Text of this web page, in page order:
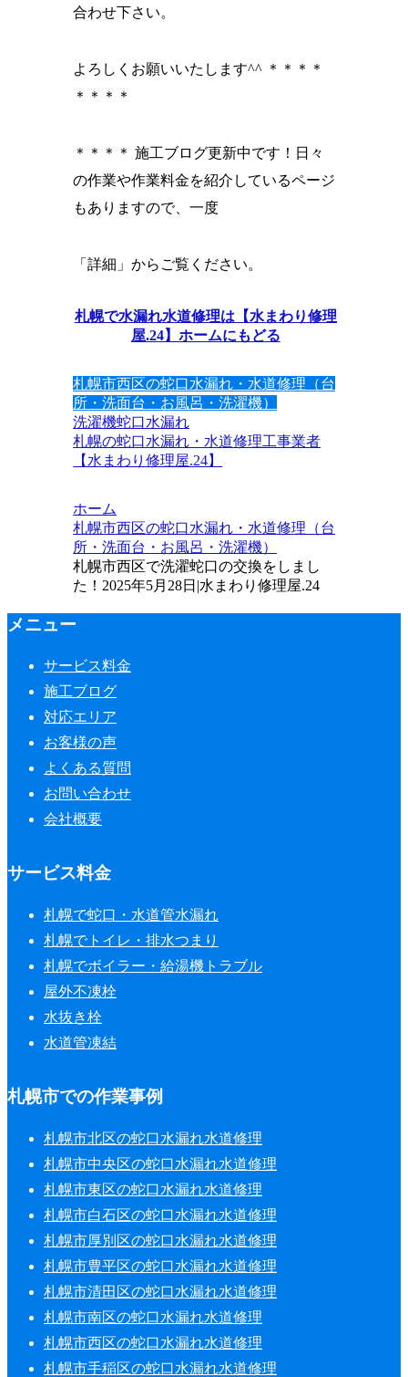
合わせ下さい。
よろしくお願いいたします^^ ＊＊＊＊
＊＊＊＊
＊＊＊＊ 施工ブログ更新中です！日々
の作業や作業料金を紹介しているページ
もありますので、一度
「詳細」からご覧ください。
札幌で水漏れ水道修理は【水まわり修理
屋.24】ホームにもどる
札幌市西区の蛇口水漏れ・水道修理（台
所・洗面台・お風呂・洗濯機）
洗濯機蛇口水漏れ
札幌の蛇口水漏れ・水道修理工事業者
【水まわり修理屋.24】
ホーム
札幌市西区の蛇口水漏れ・水道修理（台
所・洗面台・お風呂・洗濯機）
札幌市西区で洗濯蛇口の交換をしまし
た！2025年5月28日|水まわり修理屋.24
メニュー
サービス料金
施工ブログ
対応エリア
お客様の声
よくある質問
お問い合わせ
会社概要
サービス料金
札幌で蛇口・水道管水漏れ
札幌でトイレ・排水つまり
札幌でボイラー・給湯機トラブル
屋外不凍栓
水抜き栓
水道管凍結
札幌市での作業事例
札幌市北区の蛇口水漏れ水道修理
札幌市中央区の蛇口水漏れ水道修理
札幌市東区の蛇口水漏れ水道修理
札幌市白石区の蛇口水漏れ水道修理
札幌市厚別区の蛇口水漏れ水道修理
札幌市豊平区の蛇口水漏れ水道修理
札幌市清田区の蛇口水漏れ水道修理
札幌市南区の蛇口水漏れ水道修理
札幌市西区の蛇口水漏れ水道修理
札幌市手稲区の蛇口水漏れ水道修理